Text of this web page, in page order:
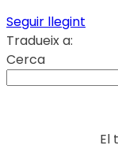
Seguir llegint
Tradueix a:
Cerca
El